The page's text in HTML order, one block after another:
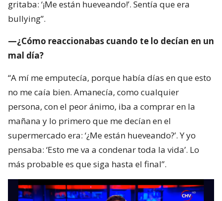
“A mí me emputecía, porque había días en que esto
no me caía bien. Amanecía, como cualquier
persona, con el peor ánimo, iba a comprar en la
mañana y lo primero que me decían en el
pensaba: ‘Esto me va a condenar toda la vida’. Lo
más probable es que siga hasta el final”.